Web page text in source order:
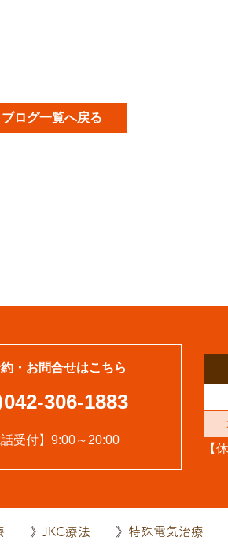
ブログ一覧へ戻る
・お問合せはこちら
042-306-1883
話受付】9:00～20:00
【
JKC療法 特殊電気治療